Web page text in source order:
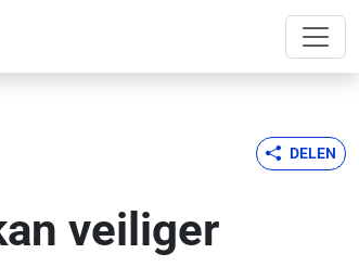
DELEN
veiliger